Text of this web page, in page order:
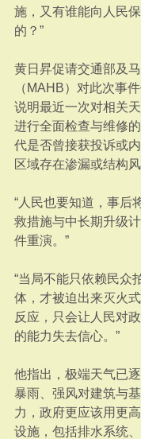
施，又有谁能向人民
的？”
黄日昇促请交通部及
（MAHB）对此次事
说明最近一次对相关
进行全面检查与维修
代是否曾接获投诉或
区域存在渗漏或结构风
“人民也要知道，事后
救措施与中长期升级
件重演。”
“当局不能只依赖民众
体，才被迫出来灭火
反应，只会让人民对
的能力失去信心。”
他指出，极端天气已
暴雨、强风对建筑与
力，政府更应该用更
设施，包括排水系统